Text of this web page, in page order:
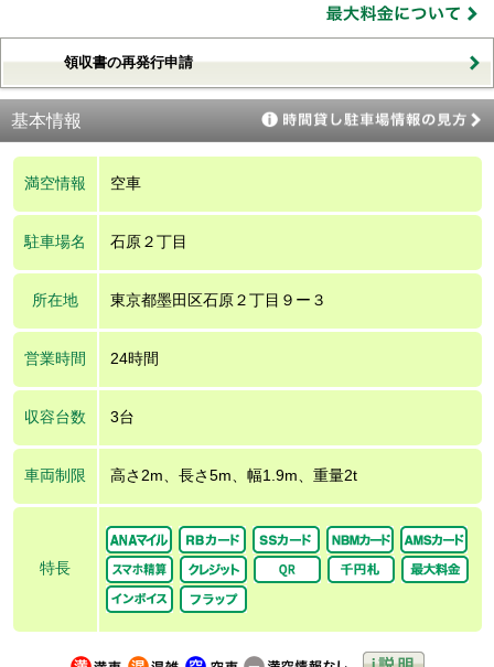
領収書の再発行申請
基本情報
満空情報 空車
駐車場名 石原２丁目
所在地 東京都墨田区石原２丁目９ー３
営業時間 24時間
収容台数 3台
車両制限 高さ2m、長さ5m、幅1.9m、重量2t
特長